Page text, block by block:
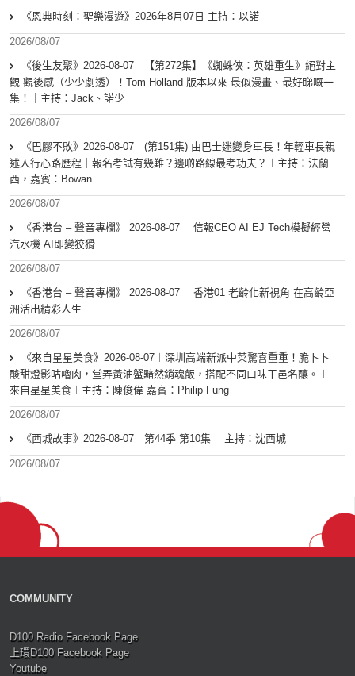
《恩典時刻：聖樂漫遊》2026年8月07日 主持：以諾
2026/08/07
《後生友聚》2026-08-07︱【第272集】《蜘蛛俠：英雄重生》絕對主
觀 觀後感（少少劇透）！Tom Holland 版本以來 最似漫畫、最好睇嘅一
集！｜主持：Jack、諾少
2026/08/07
《巴膠不敗》2026-08-07︱(第151集) 由巴士迷變身車長！年輕車長親
述入行心路歷程｜報名考試有幾難？邊啲路線最考功夫？︱主持：法蘭
西，嘉賓︰Bowan
2026/08/07
《香港台 – 聲音專欄》 2026-08-07｜ 信報CEO AI EJ Tech模擬經營
汽水機 AI即變狡猾
2026/08/07
《香港台 – 聲音專欄》 2026-08-07｜ 香港01 老齡化新視角 在高齡亞
洲活出精彩人生
2026/08/07
《來自星星美食》2026-08-07︱深圳高端新派中菜驚喜重重！脆卜卜
酸甜燈影咕嚕肉，堂弄黃油蟹黯然銷魂飯，搭配不同口味干邑名釀。︱
來自星星美食︱主持：陳俊偉 嘉賓：Philip Fung
2026/08/07
《西城故事》2026-08-07︱第44季 第10集 ︱主持：沈西城
2026/08/07
COMMUNITY
D100 Radio Facebook Page
上環D100 Facebook Page
Youtube